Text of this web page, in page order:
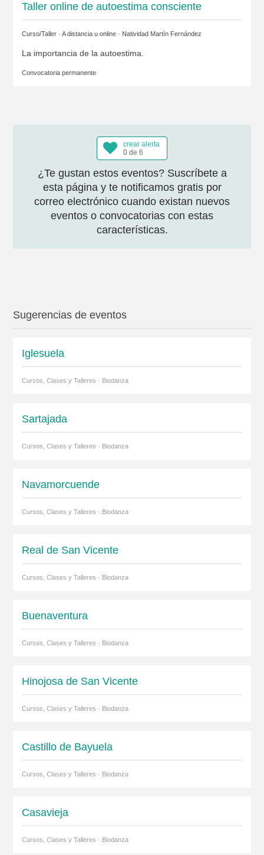
Taller online de autoestima consciente
Curso/Taller · A distancia u online · Natividad Martín Fernández
La importancia de la autoestima.
Convocatoria permanente
crear alerta
0 de 6
¿Te gustan estos eventos? Suscríbete a
esta página y te notificamos gratis por
correo electrónico cuando existan nuevos
eventos o convocatorias con estas
características.
Sugerencias de eventos
Iglesuela
Cursos, Clases y Talleres · Biodanza
Sartajada
Cursos, Clases y Talleres · Biodanza
Navamorcuende
Cursos, Clases y Talleres · Biodanza
Real de San Vicente
Cursos, Clases y Talleres · Biodanza
Buenaventura
Cursos, Clases y Talleres · Biodanza
Hinojosa de San Vicente
Cursos, Clases y Talleres · Biodanza
Castillo de Bayuela
Cursos, Clases y Talleres · Biodanza
Casavieja
Cursos, Clases y Talleres · Biodanza